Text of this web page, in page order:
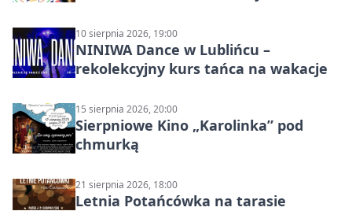
10 sierpnia 2026, 19:00
NINIWA Dance w Lublińcu –
rekolekcyjny kurs tańca na wakacje
15 sierpnia 2026, 20:00
Sierpniowe Kino „Karolinka” pod
chmurką
21 sierpnia 2026, 18:00
Letnia Potańcówka na tarasie